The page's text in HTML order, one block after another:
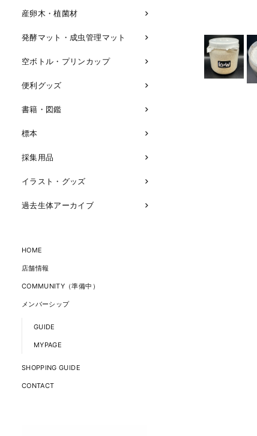
産卵木・植菌材
発酵マット・成虫管理マット
空ボトル・プリンカップ
便利グッズ
書籍・図鑑
標本
採集用品
イラスト・グッズ
過去生体アーカイブ
HOME
店舗情報
COMMUNITY（準備中）
メンバーシップ
GUIDE
MYPAGE
SHOPPING GUIDE
CONTACT